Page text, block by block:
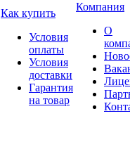
Как купить
Условия
оплаты
Условия
доставки
Гарантия
на товар
Компания
О